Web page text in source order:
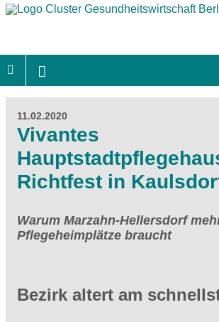
11.02.2020
Vivantes
Richtfest in
Warum Marzahn-Hellersdorf
Pflegeheimplätze braucht
Bezirk altert am